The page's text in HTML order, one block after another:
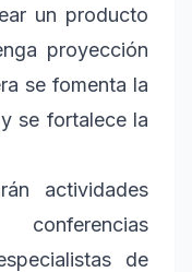
un producto
proyección
se fomenta la
se fortalece la
actividades
conferencias
de